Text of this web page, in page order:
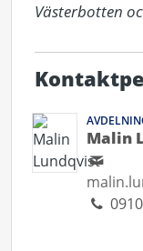
Västerbotten
Malin